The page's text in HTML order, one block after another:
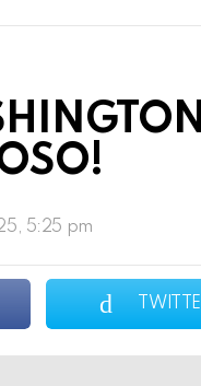
5:25 pm